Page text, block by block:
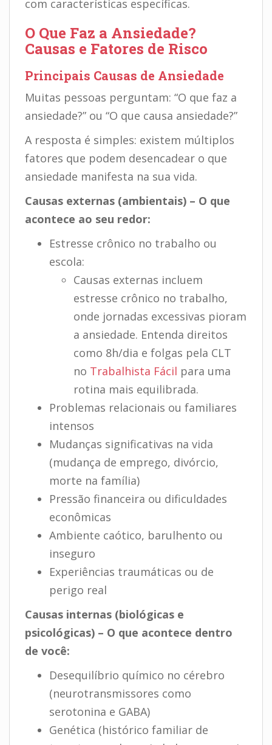
com características específicas.
O Que Faz a Ansiedade?
Causas e Fatores de Risco
Principais Causas de Ansiedade
Muitas pessoas perguntam: “O que faz a
ansiedade?” ou “O que causa ansiedade?”
A resposta é simples: existem múltiplos
fatores que podem desencadear o que
ansiedade manifesta na sua vida.
Causas externas (ambientais) – O que
acontece ao seu redor:
Estresse crônico no trabalho ou
escola:
Causas externas incluem
estresse crônico no trabalho,
onde jornadas excessivas pioram
a ansiedade. Entenda direitos
como 8h/dia e folgas pela CLT
no Trabalhista Fácil para uma
rotina mais equilibrada.
Problemas relacionais ou familiares
intensos
Mudanças significativas na vida
(mudança de emprego, divórcio,
morte na família)
Pressão financeira ou dificuldades
econômicas
Ambiente caótico, barulhento ou
inseguro
Experiências traumáticas ou de
perigo real
Causas internas (biológicas e
psicológicas) – O que acontece dentro
de você:
Desequilíbrio químico no cérebro
(neurotransmissores como
serotonina e GABA)
Genética (histórico familiar de